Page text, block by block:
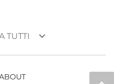
TUTTI keyboard_arrow_down